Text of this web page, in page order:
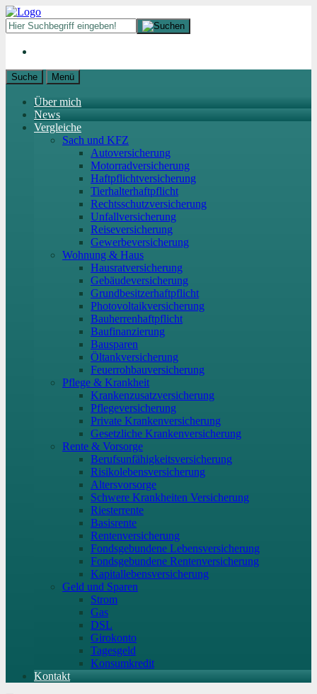
Suche Menü
Über mich
News
Vergleiche
Sach und KFZ
Autoversicherung
Motorradversicherung
Haftpflichtversicherung
Tierhalterhaftpflicht
Rechtsschutzversicherung
Unfallversicherung
Reiseversicherung
Gewerbeversicherung
Wohnung & Haus
Hausratversicherung
Gebäudeversicherung
Grundbesitzerhaftpflicht
Photovoltaikversicherung
Bauherrenhaftpflicht
Baufinanzierung
Bausparen
Öltankversicherung
Feuerrohbauversicherung
Pflege & Krankheit
Krankenzusatzversicherung
Pflegeversicherung
Private Krankenversicherung
Gesetzliche Krankenversicherung
Rente & Vorsorge
Berufs­unfähigkeitsversicherung
Risikolebensversicherung
Altersvorsorge
Schwere Krankheiten Versicherung
Riesterrente
Basisrente
Rentenversicherung
Fondsgebundene Lebensversicherung
Fondsgebundene Rentenversicherung
Kapitallebensversicherung
Geld und Sparen
Strom
Gas
DSL
Girokonto
Tagesgeld
Konsumkredit
Kontakt